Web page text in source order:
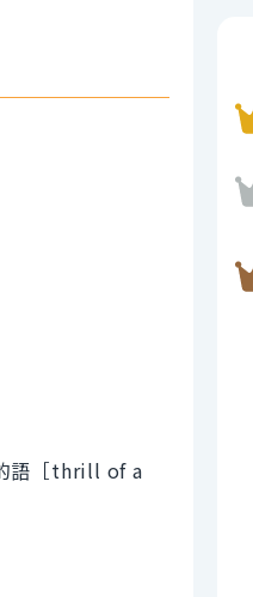
語［thrill of a